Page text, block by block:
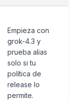
Empieza con
grok-4.3 y
prueba alias
solo si tu
política de
release lo
permite.